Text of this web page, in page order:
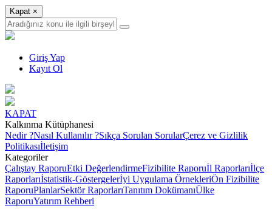
Kapat ×
Giriş Yap
Kayıt Ol
KAPAT
Kalkınma Kütüphanesi
Nedir ?Nasıl Kullanılır ?Sıkça Sorulan SorularÇerez ve Gizlilik
Politikasıİletişim
Kategoriler
Çalıştay RaporuEtki DeğerlendirmeFizibilite Raporuİl Raporlarıİlçe
Raporlarıİstatistik-Göstergelerİyi Uygulama ÖrnekleriÖn Fizibilite
RaporuPlanlarSektör RaporlarıTanıtım DokümanıÜlke
RaporuYatırım Rehberi